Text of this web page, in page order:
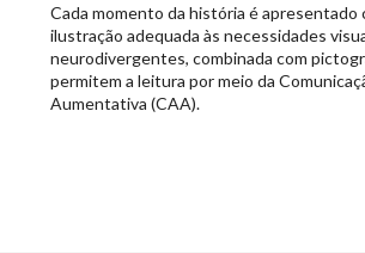
Cada momento da história é apresentado
ilustração adequada às necessidades
neurodivergentes, combinada com
permitem a leitura por meio da
Aumentativa (CAA).